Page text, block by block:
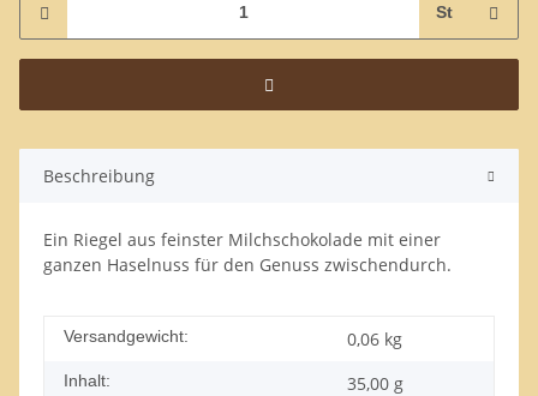
St
Beschreibung
Ein Riegel aus feinster Milchschokolade mit einer
ganzen Haselnuss für den Genuss zwischendurch.
Versandgewicht: 0,06 kg
Inhalt: 35,00 g